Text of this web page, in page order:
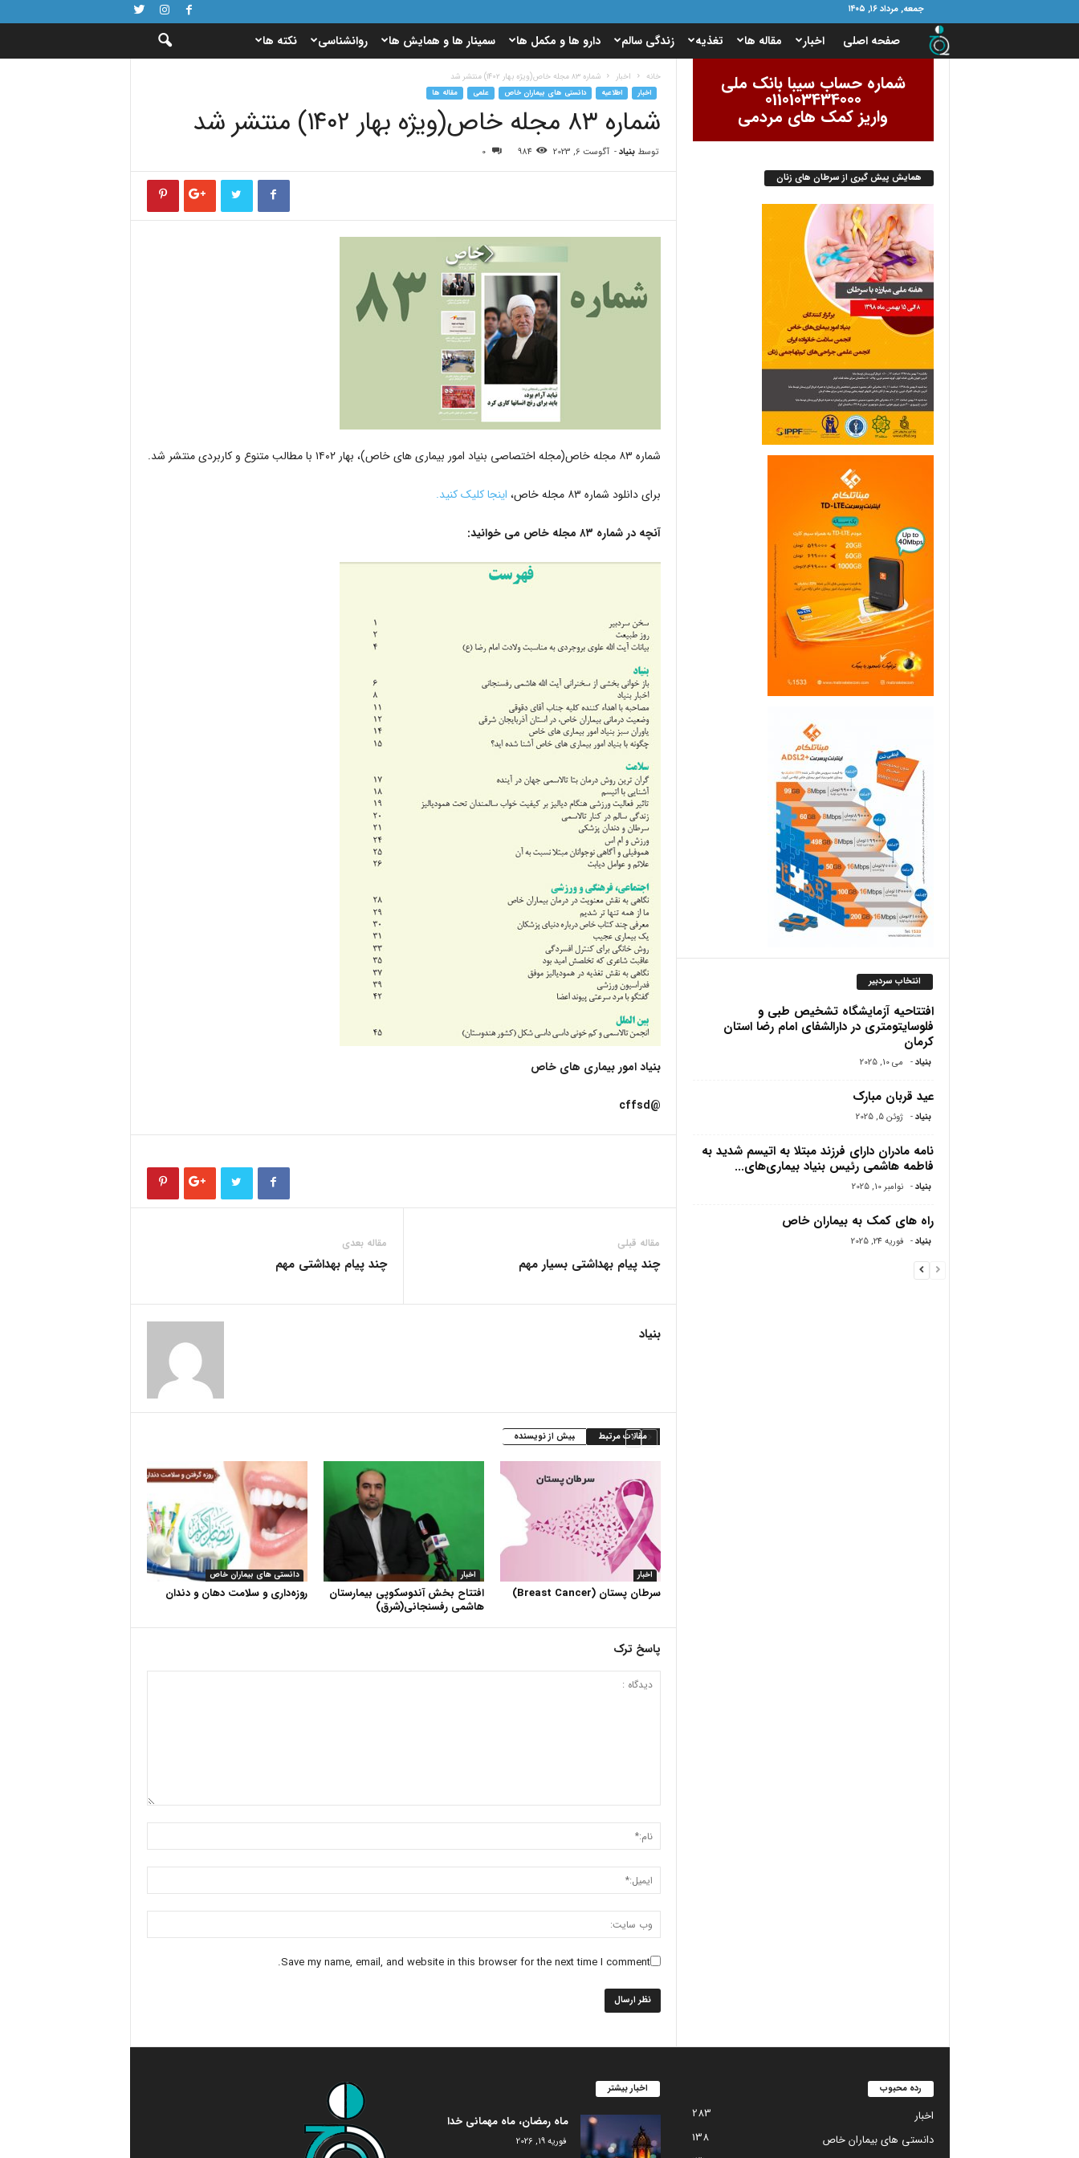
جمعه, مرداد ۱۶, ۱۴۰۵
ا
د
م
و
ر
ی
م
ی
ا
خ
ص
صفحه اصلی اخبار مقاله ها تغذیه زندگی سالم دارو ها و مکمل ها سمینار ها و همایش ها روانشناسی نکته ها
خانه اخبار شماره ۸۳ مجله خاص(ویژه بهار ۱۴۰۲) منتشر شد
اخبار اطلاعیه دانستی های بیماران خاص علمی مقاله ها
شماره ۸۳ مجله خاص(ویژه بهار ۱۴۰۲) منتشر شد
توسط بنیاد- آگوست 6, 2023 984
0
شماره ۸۳ مجله خاص(مجله اختصاصی بنیاد امور بیماری های خاص)، بهار ۱۴۰۲ با مطالب متنوع و کاربردی منتشر شد.
برای دانلود شماره ۸۳ مجله خاص، اینجا کلیک کنید.
آنچه در شماره ۸۳ مجله خاص می خوانید:
بنیاد امور بیماری های خاص
@cffsd
مقاله قبلی
چند پیام بهداشتی بسیار مهم
مقاله بعدی
چند پیام بهداشتی مهم
بنیاد
مقالات مرتبط بیش از نویسنده
دانستی های بیماران خاص
روزه‌داری و سلامت دهان و دندان
اخبار
افتتاح بخش آندوسکوپی بیمارستان
هاشمی رفسنجانی(شرق)
اخبار
سرطان پستان (Breast Cancer)
پاسخ ترک
Save my name, email, and website in this browser for the next time I comment.
شماره حساب سیبا بانک ملی
0110103434000
واریز کمک های مردمی
همایش پیش گیری از سرطان های زنان
انتخاب سردبیر
افتتاحیه آزمایشگاه تشخیص طبی و
فلوسایتومتری در دارالشفای امام رضا استان
کرمان
بنیاد - می 10, 2025
عید قربان مبارک
بنیاد - ژوئن 5, 2025
نامه مادران دارای فرزند مبتلا به اتیسم شدید به
فاطمه هاشمی رئیس بنیاد بیماری‌های...
بنیاد - نوامبر 10, 2025
راه های کمک به بیماران خاص
بنیاد - فوریه 24, 2025
اخبار بیشتر
ماه رمضان، ماه مهمانی خدا
فوریه 19, 2026
رده محبوب
اخبار
283
دانستی های بیماران خاص
138